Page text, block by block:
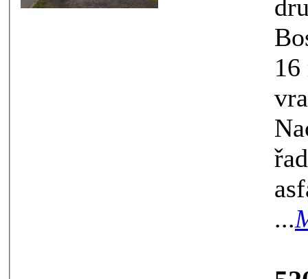
16 m2, výklopná kovová
vrata
Nachází
řadě a
...